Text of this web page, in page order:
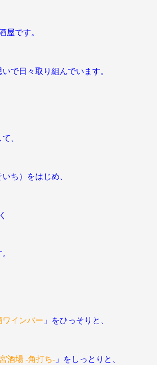
屋です。
で日々取り組んでいます。
、
いち）をはじめ
インバー 」をひっそりと、
酒場 -角打ち-」を しっとりと、